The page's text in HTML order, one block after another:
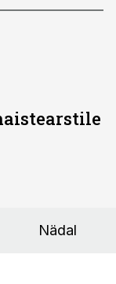
Nädal